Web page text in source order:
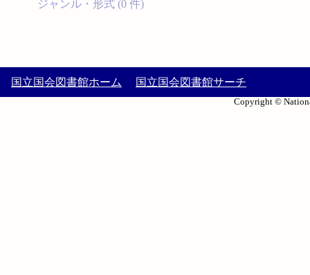
ジャンル・形式 (0 件)
国立国会図書館ホーム 国立国会図書館サーチ
Copyright ©